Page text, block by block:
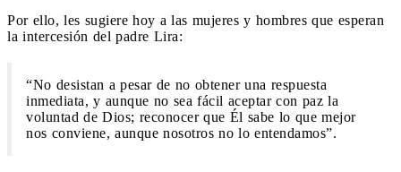
Por ello, les sugiere hoy a las mujeres y hombres que esperan
la intercesión del padre Lira:
“No desistan a pesar de no obtener una respuesta
inmediata, y aunque no sea fácil aceptar con paz la
voluntad de Dios; reconocer que Él sabe lo que mejor
nos conviene, aunque nosotros no lo entendamos”.